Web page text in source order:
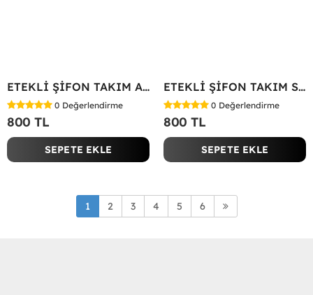
ETEKLİ ŞİFON TAKIM Acı Kahve
0 Değerlendirme
800 TL
SEPETE EKLE
ETEKLİ ŞİFON TAKIM Siyah
0 Değerlendirme
800 TL
SEPETE EKLE
1 2 3 4 5 6